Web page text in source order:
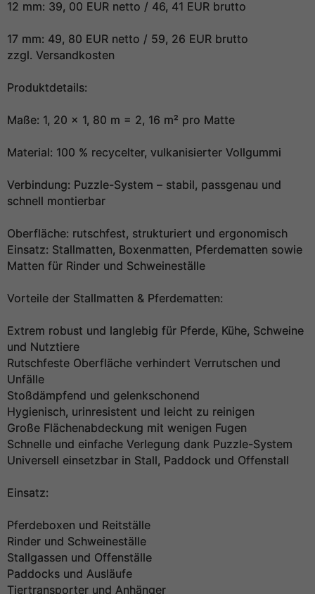
12 mm: 39, 00 EUR netto / 46, 41 EUR brutto
17 mm: 49, 80 EUR netto / 59, 26 EUR brutto
zzgl. Versandkosten
Produktdetails:
Maße: 1, 20 × 1, 80 m = 2, 16 m² pro Matte
Material: 100 % recycelter, vulkanisierter Vollgummi
Verbindung: Puzzle-System – stabil, passgenau und
schnell montierbar
Oberfläche: rutschfest, strukturiert und ergonomisch
Einsatz: Stallmatten, Boxenmatten, Pferdematten sowie
Matten für Rinder und Schweineställe
Vorteile der Stallmatten & Pferdematten:
Extrem robust und langlebig für Pferde, Kühe, Schweine
und Nutztiere
Rutschfeste Oberfläche verhindert Verrutschen und
Unfälle
Stoßdämpfend und gelenkschonend
Hygienisch, urinresistent und leicht zu reinigen
Große Flächenabdeckung mit wenigen Fugen
Schnelle und einfache Verlegung dank Puzzle-System
Universell einsetzbar in Stall, Paddock und Offenstall
Einsatz:
Pferdeboxen und Reitställe
Rinder und Schweineställe
Stallgassen und Offenställe
Paddocks und Ausläufe
Tiertransporter und Anhänger